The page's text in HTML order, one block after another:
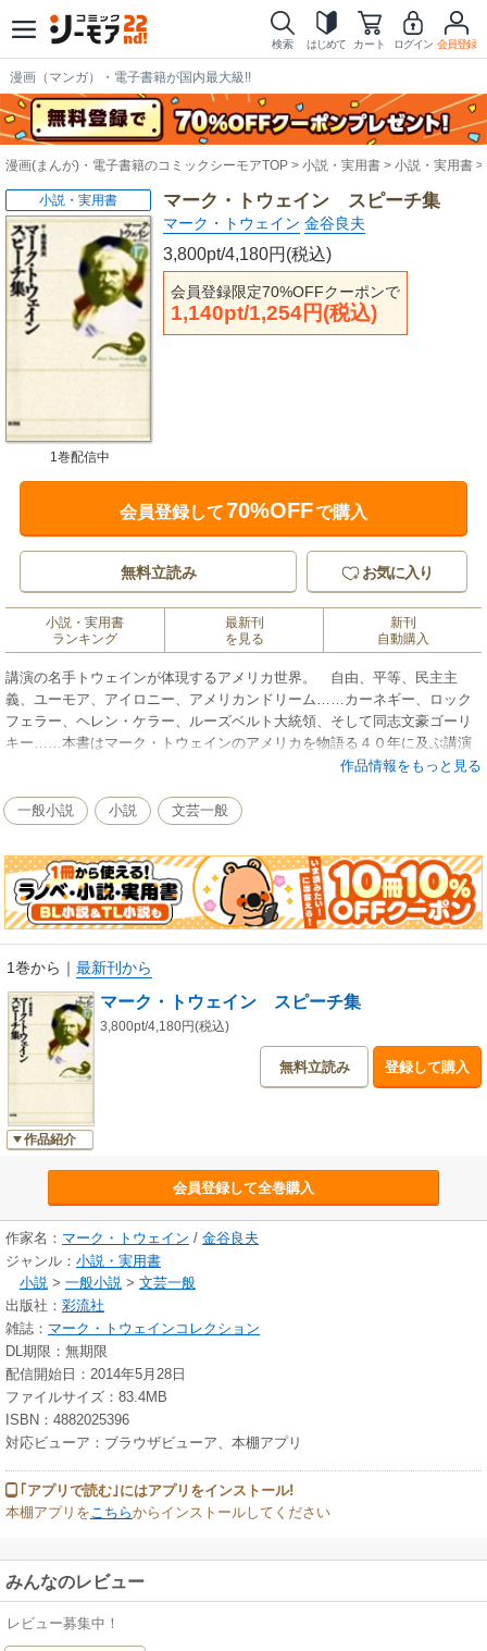
検索 はじめて カート ログイン 会員登録
漫画（マンガ）・電子書籍が国内最大級!!
漫画(まんが)・電子書籍のコミックシーモアTOP 小説・実用書 小説・実用書
マーク・トウェイン スピーチ集
マーク・トウェイン 金谷良夫
3,800pt/4,180円(税込)
会員登録限定70%OFFクーポンで
1,140pt/1,254円(税込)
小説・実用書
1巻配信中
会員登録して70%OFFで購入
無料立読み お気に入り
小説・実用書
ランキング
最新刊
を見る
新刊
自動購入
講演の名手トウェインが体現するアメリカ世界。 自由、平等、民主主
義、ユーモア、アイロニー、アメリカンドリーム……カーネギー、ロック
フェラー、ヘレン・ケラー、ルーズベルト大統領、そして同志文豪ゴーリ
キー……本書はマーク・トウェインのアメリカを物語る４０年に及ぶ講演
の記録である。『トム・ソーヤーの冒険』『ハックルベリ・フィンの冒
の旅行作家としての顔、そして忘れてならないのは講演家としての顔を持
っていたことである。本書に登場するアメリカを代表する多彩な顔ぶれ、
インの素顔や人生観を垣間みることのできる貴重な書である。本邦初訳！
※この商品は紙の書籍のページを画像にした電子書籍です。文字だけを拡
大することはできませんので、予めご了承ください。試し読みファイルに
作品情報をもっと見る
一般小説 小説 文芸一般
1巻から ｜ 最新刊から
作品紹介
マーク・トウェイン スピーチ集
3,800pt/4,180円(税込)
無料立読み 登録して購入
会員登録して全巻購入
作家名： マーク・トウェイン / 金谷良夫
ジャンル： 小説・実用書
小説 > 一般小説 > 文芸一般
出版社： 彩流社
雑誌： マーク・トウェインコレクション
DL期限：無期限
配信開始日：2014年5月28日
ファイルサイズ：83.4MB
ISBN：4882025396
対応ビューア：ブラウザビューア、本棚アプリ
｢アプリで読む｣にはアプリをインストール!
本棚アプリをこちらからインストールしてください
みんなのレビュー
レビュー募集中！